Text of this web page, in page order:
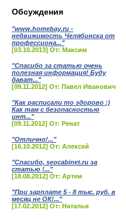
Обсуждения
"www.homebay.ru -
недвижимость Челябинска от
профессиона..."
[03.10.2013] От: Максим
"Спасибо за статью очень
полезная информация! Буду
дават..."
[09.11.2012] От: Павел Иванович
"Как расписали то здорово :)
Как там с безопасностью
инт..."
[09.11.2012] От: Ренат
"Отлично!..."
[16.10.2012] От: Алексей
"Спасибо, seocabinet.ru за
статью !..."
[18.08.2012] От: Артем
"При зарплате 5 - 8 тыс. руб. в
месяц не ОК!..."
[17.02.2012] От: Наталья